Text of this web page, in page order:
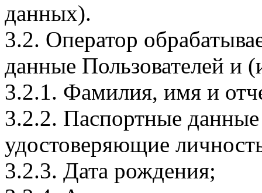
данных).
3.2. Оператор
данные Пользователей и
3.2.1. Фамилия, имя и
3.2.2. Паспортные
удостоверяющие
3.2.3. Дата рождения;